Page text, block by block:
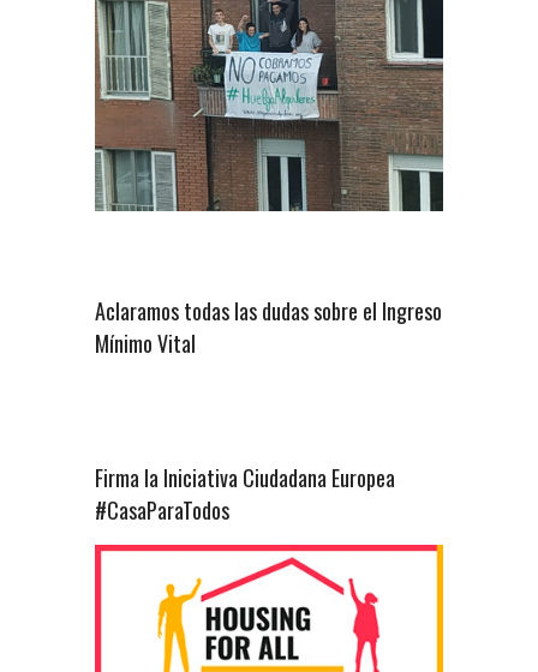
Aclaramos todas las dudas sobre el Ingreso
Mínimo Vital
Firma la Iniciativa Ciudadana Europea
#CasaParaTodos